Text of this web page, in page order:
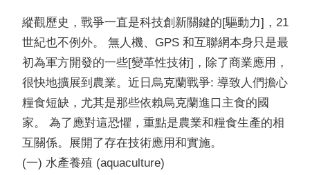
縱觀歷史，戰爭一直是科技創新關鍵的[驅動力]，21
世紀也不例外。 無人機、GPS 和互聯網本身只是最
初為軍方開發的一些[變革性技術]，除了商業應用，
很快地擴展到農業。近日烏克蘭戰爭: 導致人們擔心
糧食短缺，尤其是那些依賴烏克蘭進口主食的國
家。 為了應對這恐懼，重點是農業和糧食生產的相
互關係。展開了存在技術應用和實施。
(一) 水產養殖 (aquaculture)